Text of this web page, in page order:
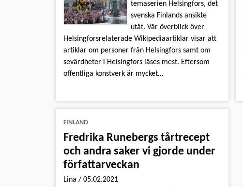
temaserien Helsingfors, det
svenska Finlands ansikte
utåt. Vår överblick över
Helsingforsrelaterade Wikipediaartiklar visar att
artiklar om personer från Helsingfors samt om
sevärdheter i Helsingfors läses mest. Eftersom
offentliga konstverk är mycket…
FINLAND
Fredrika Runebergs tårtrecept
och andra saker vi gjorde under
författarveckan
Lina/05.02.2021